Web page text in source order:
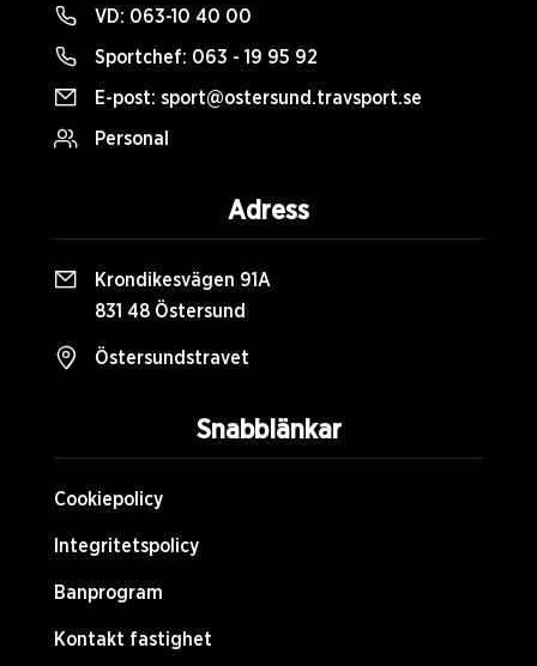
Snabblänkar
Cookiepolicy
Integritetspolicy
Banprogram
Kontakt fastighet
VD: 063-10 40 00
Sportchef: 063 - 19 95 92
E-post: sport@ostersund.travsport.se
Personal
Adress
Krondikesvägen 91A
831 48 Östersund
Östersundstravet